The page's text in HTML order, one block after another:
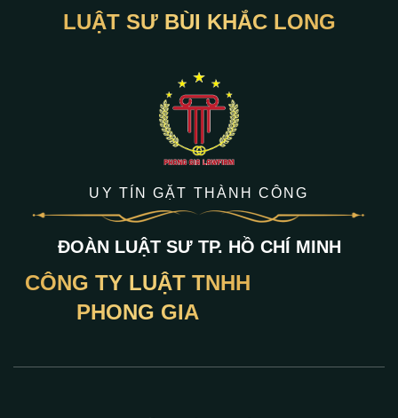
LUẬT SƯ BÙI KHẮC LONG
UY TÍN GẶT THÀNH CÔNG
ĐOÀN LUẬT SƯ TP. HỒ CHÍ MINH
CÔNG TY LUẬT TNHH
PHONG GIA